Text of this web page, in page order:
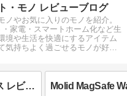
・モノ レビューブログ
ノやお気に入りのモノを紹介。
家電・スマートホーム化など生
境や生活を快適にするアイテム
気持ちよく過ごせるモノが好
ESR Pulse Lite マグネットケース レビュー。ロック機能搭載。細かな魅力詰まって2000円台 AirPods Pro 3 ケース。